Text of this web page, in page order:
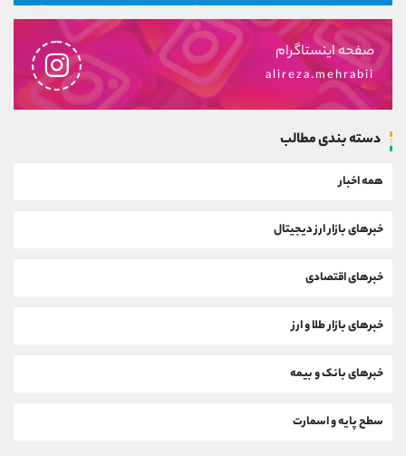
صفحه اینستاگرام
alireza.mehrabii
دسته بندی مطالب
همه اخبار
خبرهای بازار ارز دیجیتال
خبرهای اقتصادی
خبرهای بازار طلا و ارز
خبرهای بانک و بیمه
سطح پایه و اسمارت